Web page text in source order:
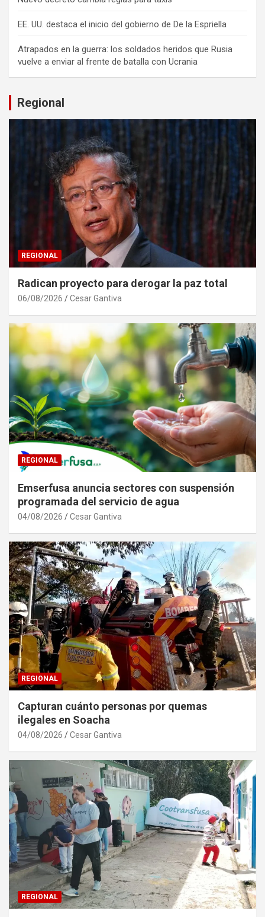
EE. UU. destaca el inicio del gobierno de De la Espriella
Atrapados en la guerra: los soldados heridos que Rusia
vuelve a enviar al frente de batalla con Ucrania
Regional
REGIONAL
Radican proyecto para derogar la paz total
06/08/2026 Cesar Gantiva
REGIONAL
Emserfusa anuncia sectores con suspensión
programada del servicio de agua
04/08/2026 Cesar Gantiva
REGIONAL
Capturan cuánto personas por quemas
ilegales en Soacha
04/08/2026 Cesar Gantiva
REGIONAL